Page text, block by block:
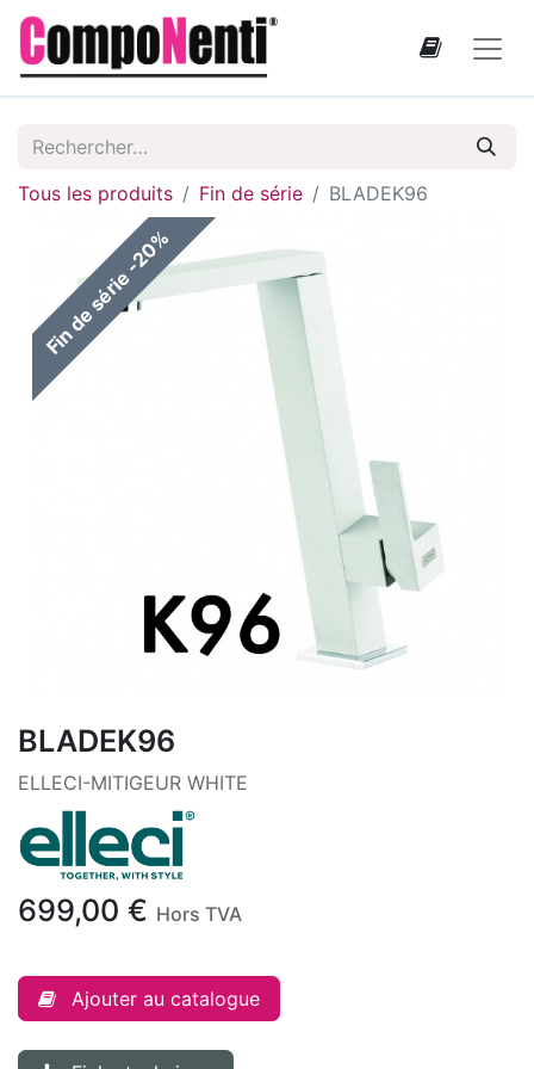
Tous les produits Fin de série BLADEK96
Fin de série -20%
BLADEK96
ELLECI-MITIGEUR WHITE
699,00 € Hors TVA
Ajouter au catalogue